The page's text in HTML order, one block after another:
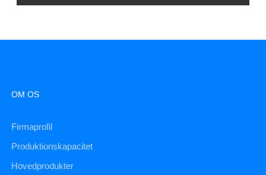
OM OS
Firmaprofil
Produktionskapacitet
Hovedprodukter